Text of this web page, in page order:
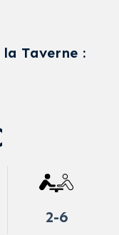
Taverne :
2-6